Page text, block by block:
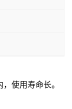
使用寿命长。